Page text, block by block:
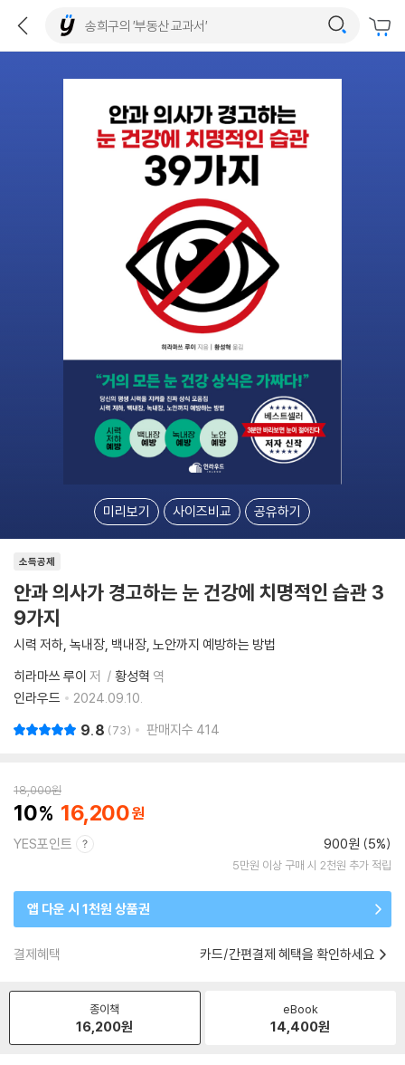
미리보기 사이즈비교 공유하기
소득공제
안과 의사가 경고하는 눈 건강에 치명적인 습관 3
9가지
시력 저하, 녹내장, 백내장, 노안까지 예방하는 방법
히라마쓰 루이 저 황성혁 역
인라우드
2024.09.10.
9.8 73 판매지수 414
18,000원
10 16,200
YES포인트 900원 (5%)
5만원 이상 구매 시 2천원 추가 적립
앱 다운 시 1천원 상품권
결제혜택 카드/간편결제 혜택을 확인하세요
종이책
16,200원
eBook
14,400원